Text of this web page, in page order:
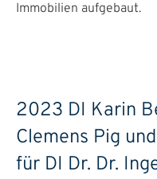
Immobilien aufgebaut.
2023 DI Karin
Clemens Pig
für DI Dr. Dr.